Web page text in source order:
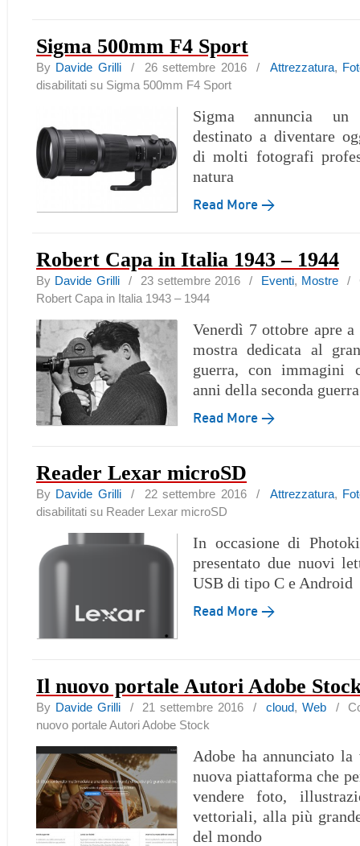
Sigma 500mm F4 Sport
By Davide Grilli/ 26 settembre 2016 /Attrezzatura,
disabilitati su Sigma 500mm F4 Sport
Sigma annuncia
destinato a diventare
di molti fotografi
natura
Read More →
Robert Capa in Italia 1943 – 1944
By Davide Grilli/ 23 settembre 2016 / Eventi, Mostre /
Robert Capa in Italia 1943 – 1944
Venerdì 7 ottobre apre
mostra dedicata al
guerra, con immagini
anni della seconda
Read More →
Reader Lexar microSD
By Davide Grilli/ 22 settembre 2016 /Attrezzatura,
disabilitati su Reader Lexar microSD
In occasione di
presentato due nuovi
USB di tipo C e Android
Read More →
Il nuovo portale Autori Adobe
By Davide Grilli/ 21 settembre 2016 / cloud, Web/
nuovo portale Autori Adobe Stock
Adobe ha annunciato
nuova piattaforma che
vendere foto,
vettoriali, alla più
del mondo